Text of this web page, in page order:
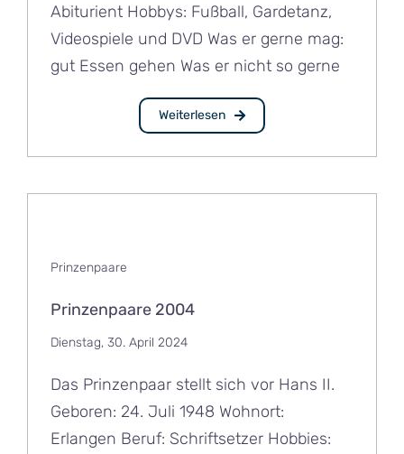
Abiturient Hobbys: Fußball, Gardetanz,
Videospiele und DVD Was er gerne mag:
gut Essen gehen Was er nicht so gerne
Weiterlesen
Prinzenpaare
Prinzenpaare 2004
Dienstag, 30. April 2024
Das Prinzenpaar stellt sich vor Hans II.
Geboren: 24. Juli 1948 Wohnort:
Erlangen Beruf: Schriftsetzer Hobbies: